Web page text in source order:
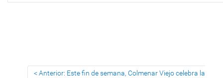
Anterior: Este fin de semana, Colmenar Viejo celebra la